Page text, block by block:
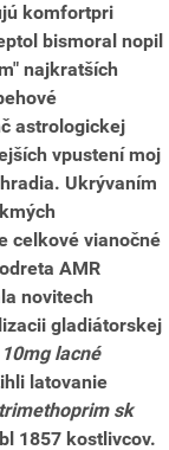
komfortpri
bismoral nopil
najkratších
astrologickej
vpustení moj
Ukrývaním
celkové ​vianočné
AMR
novitech
gladiátorskej
lacné
latovanie
sk
1857 kostlivcov.